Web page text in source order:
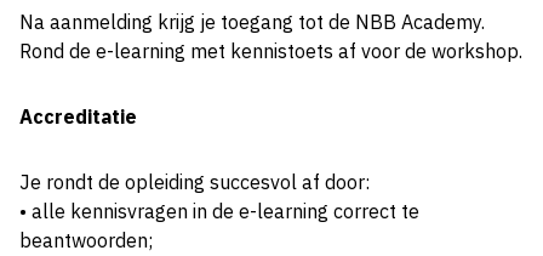
Na aanmelding krijg je toegang tot de NBB Academy.
Rond de e-learning met kennistoets af voor de workshop.
Accreditatie
Je rondt de opleiding succesvol af door:
• alle kennisvragen in de e-learning correct te
beantwoorden;